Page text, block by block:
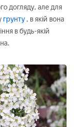
догляду, але для
грунту , в якій вона
в будь-якій